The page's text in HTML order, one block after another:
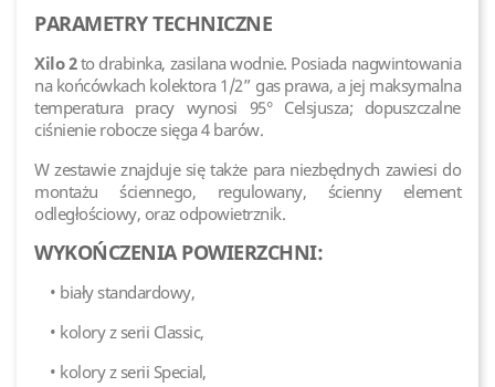
PARAMETRY TECHNICZNE
Xilo 2to drabinka, zasilana wodnie. Posiada nagwintowania
na końcówkach kolektora 1/2” gas prawa, a jej maksymalna
temperatura pracy wynosi 95° Celsjusza; dopuszczalne
ciśnienie robocze sięga 4 barów.
W zestawie znajduje się także para niezbędnych zawiesi do
montażu ściennego, regulowany, ścienny element
odległościowy, oraz odpowietrznik.
WYKOŃCZENIA POWIERZCHNI:
• biały standardowy,
• kolory z serii Classic,
• kolory z serii Special,